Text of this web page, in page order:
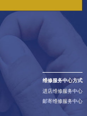
维修服务中心方式
进店维修服务中心
邮寄维修服务中心